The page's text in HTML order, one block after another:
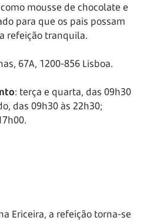
mousse de chocolate e
para que os pais possam
refeição tranquila.
67A, 1200-856 Lisboa.
: terça e quarta, das 09h30
das 09h30 às 22h30;
Ericeira, a refeição torna-se